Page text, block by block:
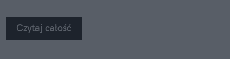
na własne oczy zobaczyć, jak profesjonaliści radzą
sobie z takimi uszkodzeniami.
Czytaj całość